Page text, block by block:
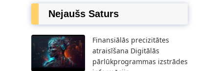
Nejaušs Saturs
Finansiālās precizitātes
atraisīšana Digitālās
pārlūkprogrammas izstrādes